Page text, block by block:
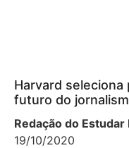
Harvard
futuro do
Redação do Estudar
19/10/2020